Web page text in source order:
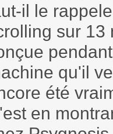
il le
sur 13
qu'il
été
en